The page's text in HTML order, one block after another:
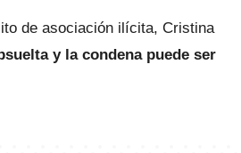
de asociación ilícita, Cristina
y la condena puede ser